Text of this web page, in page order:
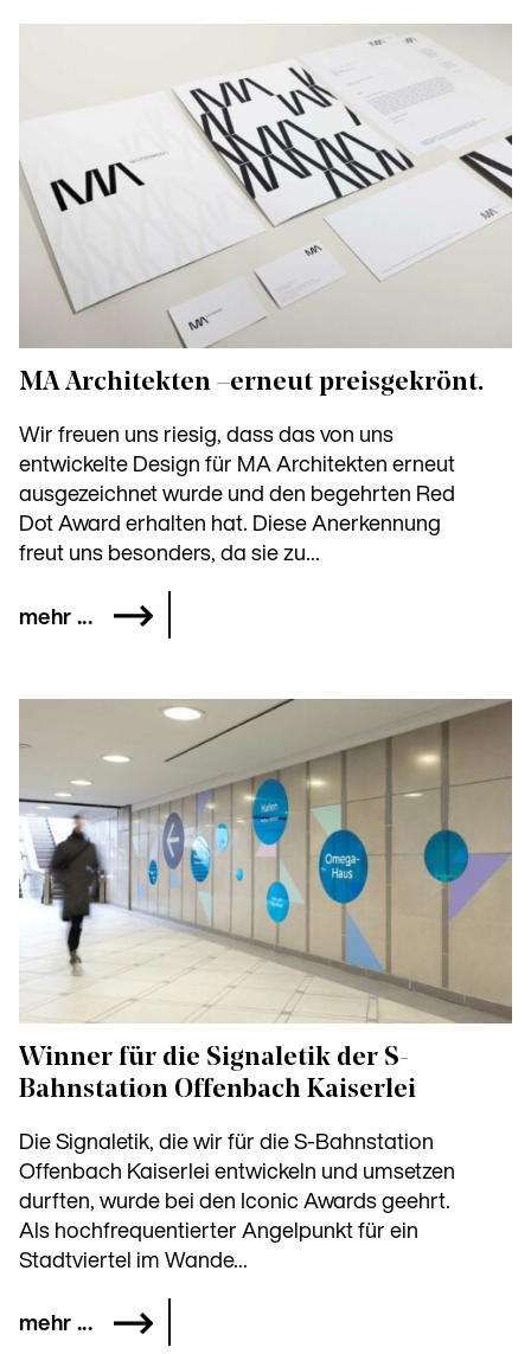
MA Architekten – erneut preisgekrönt.
Wir freuen uns riesig, dass das von uns
entwickelte Design für MA Architekten erneut
ausgezeichnet wurde und den begehrten Red
Dot Award erhalten hat. Diese Anerkennung
freut uns besonders, da sie zu...
mehr ...
Winner für die Signaletik der S-
Bahnstation Offenbach Kaiserlei
Die Signaletik, die wir für die S-Bahnstation
Offenbach Kaiserlei entwickeln und umsetzen
durften, wurde bei den Iconic Awards geehrt.
Als hochfrequentierter Angelpunkt für ein
Stadtviertel im Wande...
mehr ...